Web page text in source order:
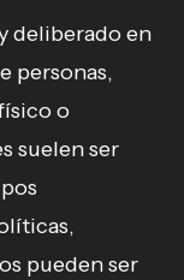
deliberado en
personas,
o
suelen ser
pueden ser